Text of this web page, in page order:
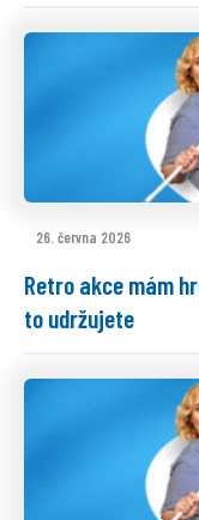
26. června 2026
Retro akce mám
to udržujete